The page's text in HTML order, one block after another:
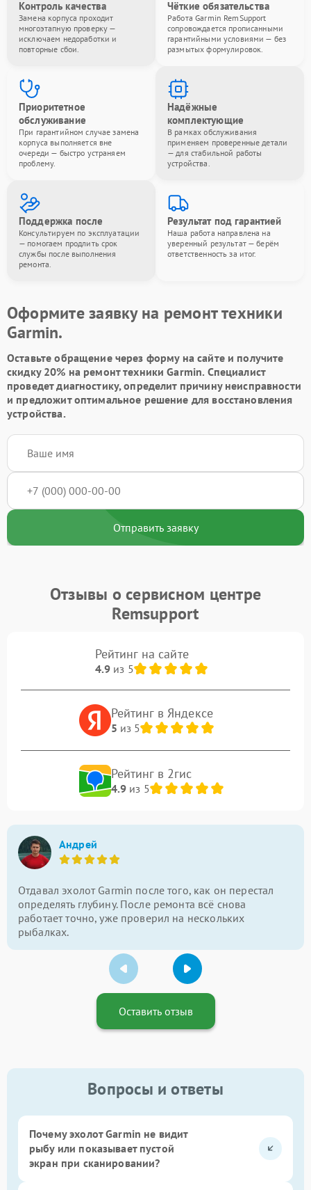
Контроль качества
Замена корпуса проходит
многоэтапную проверку —
исключаем недоработки и
повторные сбои.
Чёткие обязательства
Работа Garmin RemSupport
сопровождается прописанными
гарантийными условиями — без
размытых формулировок.
Приоритетное
обслуживание
При гарантийном случае замена
корпуса выполняется вне
очереди — быстро устраняем
проблему.
Надёжные
комплектующие
В рамках обслуживания
применяем проверенные детали
— для стабильной работы
устройства.
Поддержка после
Консультируем по эксплуатации
— помогаем продлить срок
службы после выполнения
ремонта.
Результат под гарантией
Наша работа направлена на
уверенный результат — берём
ответственность за итог.
Оформите заявку на ремонт техники
Garmin.
Оставьте обращение через форму на сайте и получите
скидку 20% на ремонт техники Garmin. Специалист
проведет диагностику, определит причину неисправности
и предложит оптимальное решение для восстановления
устройства.
Отправить заявку
Отзывы о сервисном центре
Remsupport
Рейтинг на сайте
4.9из 5
Рейтинг в Яндексе
5 из 5
Рейтинг в 2гис
4.9из 5
Андрей
Отдавал эхолот Garmin после того, как он перестал
определять глубину. После ремонта всё снова
работает точно, уже проверил на нескольких
рыбалках.
Оставить отзыв
Вопросы и ответы
Почему эхолот Garmin не видит
рыбу или показывает пустой
экран при сканировании?